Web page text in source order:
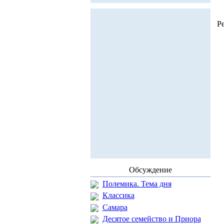
Обсуждение
Полемика. Тема дня
Классика
Самара
Десятое семейство и Приора